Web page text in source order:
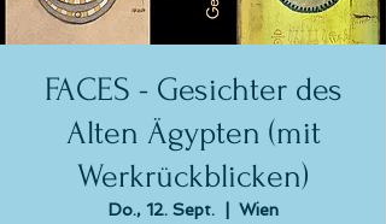
FACES - Gesichter des
Alten Ägypten (mit
Werkrückblicken)
Do., 12. Sept.
  |
Wien